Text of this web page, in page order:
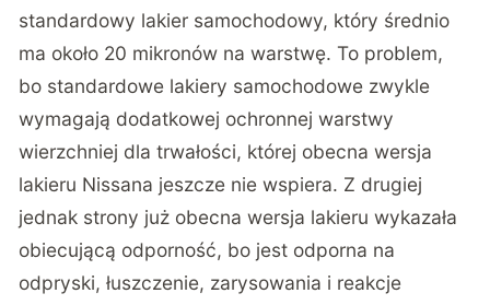
standardowy lakier samochodowy, który średnio
ma około 20 mikronów na warstwę. To problem,
bo standardowe lakiery samochodowe zwykle
wymagają dodatkowej ochronnej warstwy
wierzchniej dla trwałości, której obecna wersja
lakieru Nissana jeszcze nie wspiera. Z drugiej
jednak strony już obecna wersja lakieru wykazała
obiecującą odporność, bo jest odporna na
odpryski, łuszczenie, zarysowania i reakcje